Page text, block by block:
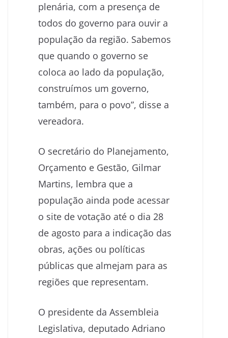
plenária, com a presença de
todos do governo para ouvir a
população da região. Sabemos
que quando o governo se
coloca ao lado da população,
construímos um governo,
também, para o povo”, disse a
vereadora.
O secretário do Planejamento,
Orçamento e Gestão, Gilmar
Martins, lembra que a
população ainda pode acessar
o site de votação até o dia 28
de agosto para a indicação das
obras, ações ou políticas
públicas que almejam para as
regiões que representam.
O presidente da Assembleia
Legislativa, deputado Adriano